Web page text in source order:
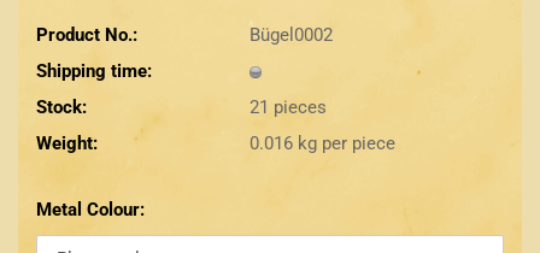
Product No.:
Bügel0002
Shipping time:
Stock:
21 pieces
Weight:
0.016kg per piece
Metal Colour: